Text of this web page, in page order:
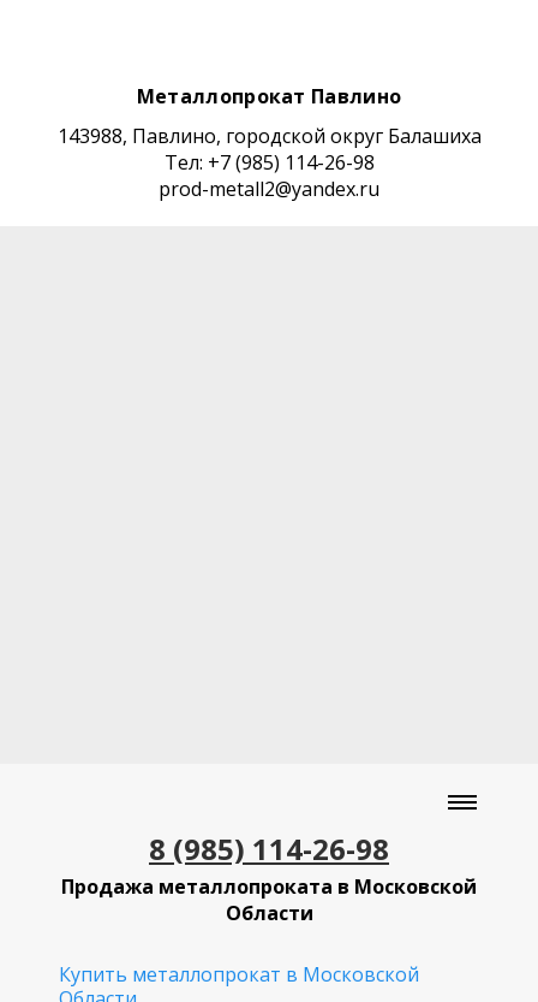
Металлопрокат Павлино
143988, Павлино, городской округ Балашиха
Тел: +7 (985) 114-26-98
prod-metall2@yandex.ru
8 (985) 114-26-98
Продажа металлопроката в Московской
Области
Купить металлопрокат в Московской